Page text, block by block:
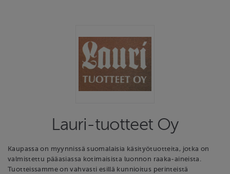
Lauri-tuotteet Oy
Kaupassa on myynnissä suomalaisia käsityötuotteita, jotka on
valmistettu pääasiassa kotimaisista luonnon raaka-aineista.
Tuotteissamme on vahvasti esillä kunnioitus perinteistä